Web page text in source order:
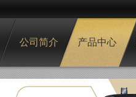
公司简介 产品中心